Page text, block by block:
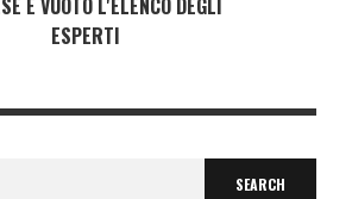
E VUOTO L'ELENCO DEGLI
ESPERTI